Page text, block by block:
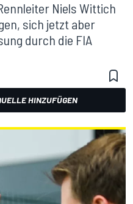
Niels Wittich
sich jetzt aber
durch die FIA
HINZUFÜGEN